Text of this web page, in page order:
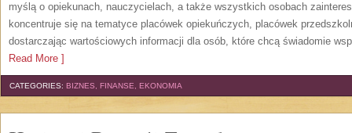
myślą o opiekunach, nauczycielach, a także wszystkich osobach
koncentruje się na tematyce placówek opiekuńczych, placówek
dostarczając wartościowych informacji dla osób, które chcą świadomie
Read More ]
CATEGORIES: BIZNES, FINANSE, EKONOMIA